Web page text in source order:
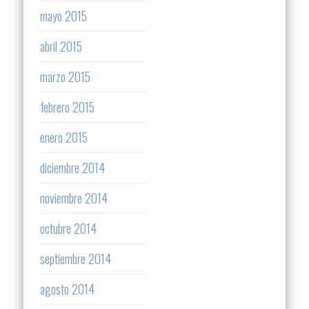
mayo 2015
abril 2015
marzo 2015
febrero 2015
enero 2015
diciembre 2014
noviembre 2014
octubre 2014
septiembre 2014
agosto 2014